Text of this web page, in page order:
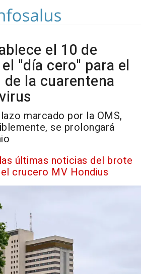
el 10 de
"día cero" para el
la cuarentena
marcado por la OMS,
se prolongará
últimas noticias del brote
crucero MV Hondius